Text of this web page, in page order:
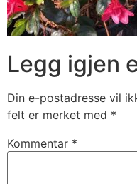
Legg igjen
Din e-postadresse vil
felt er merket med *
Kommentar *